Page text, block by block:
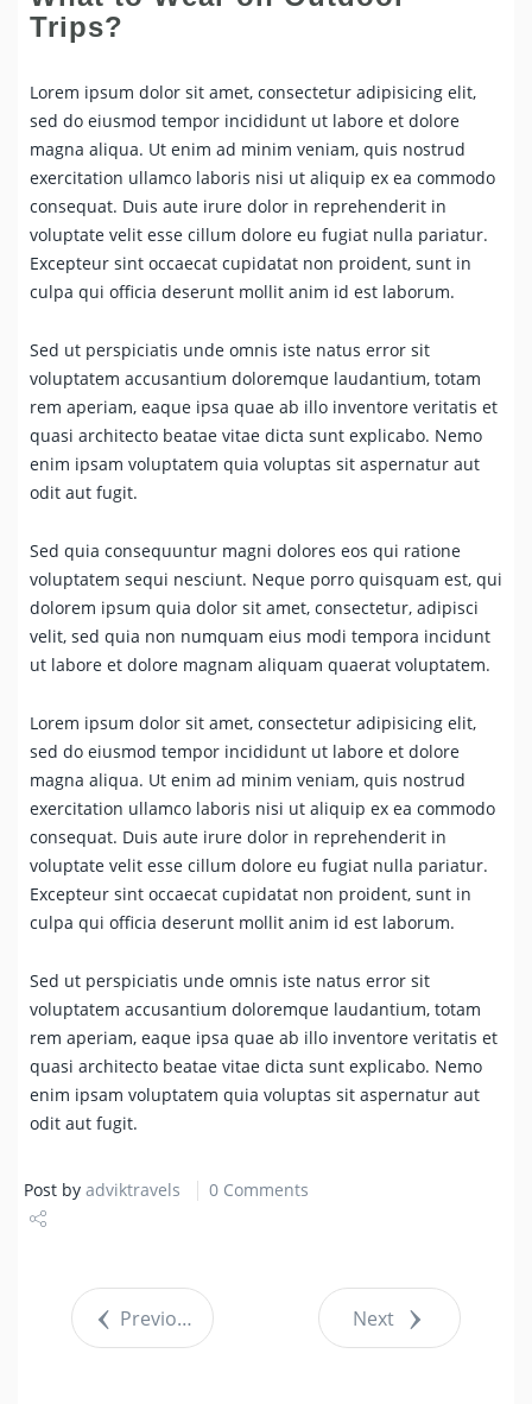
Trips?
Lorem ipsum dolor sit amet, consectetur adipisicing elit,
sed do eiusmod tempor incididunt ut labore et dolore
magna aliqua. Ut enim ad minim veniam, quis nostrud
exercitation ullamco laboris nisi ut aliquip ex ea commodo
consequat. Duis aute irure dolor in reprehenderit in
voluptate velit esse cillum dolore eu fugiat nulla pariatur.
Excepteur sint occaecat cupidatat non proident, sunt in
culpa qui officia deserunt mollit anim id est laborum.
Sed ut perspiciatis unde omnis iste natus error sit
voluptatem accusantium doloremque laudantium, totam
rem aperiam, eaque ipsa quae ab illo inventore veritatis et
quasi architecto beatae vitae dicta sunt explicabo. Nemo
enim ipsam voluptatem quia voluptas sit aspernatur aut
odit aut fugit.
Sed quia consequuntur magni dolores eos qui ratione
voluptatem sequi nesciunt. Neque porro quisquam est, qui
dolorem ipsum quia dolor sit amet, consectetur, adipisci
velit, sed quia non numquam eius modi tempora incidunt
ut labore et dolore magnam aliquam quaerat voluptatem.
Lorem ipsum dolor sit amet, consectetur adipisicing elit,
sed do eiusmod tempor incididunt ut labore et dolore
magna aliqua. Ut enim ad minim veniam, quis nostrud
exercitation ullamco laboris nisi ut aliquip ex ea commodo
consequat. Duis aute irure dolor in reprehenderit in
voluptate velit esse cillum dolore eu fugiat nulla pariatur.
Excepteur sint occaecat cupidatat non proident, sunt in
culpa qui officia deserunt mollit anim id est laborum.
Sed ut perspiciatis unde omnis iste natus error sit
voluptatem accusantium doloremque laudantium, totam
rem aperiam, eaque ipsa quae ab illo inventore veritatis et
quasi architecto beatae vitae dicta sunt explicabo. Nemo
enim ipsam voluptatem quia voluptas sit aspernatur aut
odit aut fugit.
Post by adviktravels 0 Comments
Tweet
Previous Next